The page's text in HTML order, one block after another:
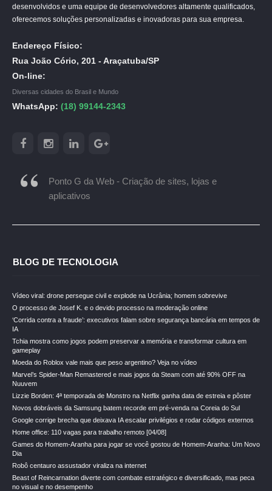
desenvolvidos e uma equipe de desenvolvedores altamente qualificados,
oferecemos soluções personalizadas e inovadoras para sua empresa.
Endereço Físico:
Rua João Cório, 201 - Araçatuba/SP
On-line:
Diversas cidades do Brasil e Mundo
WhatsApp: (18) 99144-2343
Ponto G da Web - Criação de sites, lojas e
aplicativos
BLOG DE TECNOLOGIA
Vídeo viral: drone persegue civil e explode na Ucrânia; homem sobrevive
O processo de Josef K. e o devido processo na moderação online
‘Corrida contra a fraude’: executivos falam sobre segurança bancária em tempos de
IA
Tchia mostra como jogos podem preservar a memória e transformar cultura em
gameplay
Moeda do Roblox vale mais que peso argentino? Veja no vídeo
Marvel’s Spider-Man Remastered e mais jogos da Steam com até 90% OFF na
Nuuvem
Lizzie Borden: 4ª temporada de Monstro na Netflix ganha data de estreia e pôster
Novos dobráveis da Samsung batem recorde em pré-venda na Coreia do Sul
Google corrige brecha que deixava IA escalar privilégios e rodar códigos externos
Home office: 110 vagas para trabalho remoto [04/08]
Games do Homem-Aranha para jogar se você gostou de Homem-Aranha: Um Novo
Dia
Robô centauro assustador viraliza na internet
Beast of Reincarnation diverte com combate estratégico e diversificado, mas peca
no visual e no desempenho